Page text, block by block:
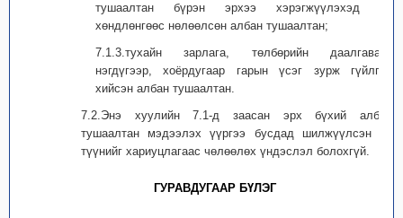
тушаалтан бүрэн эрхээ хэрэгжүүлэхэд нь
хөндлөнгөөс нөлөөлсөн албан тушаалтан;
7.1.3.тухайн зарлага, төлбөрийн даалгаварт
нэгдүгээр, хоёрдугаар гарын үсэг зурж гүйлгээ
хийсэн албан тушаалтан.
7.2.Энэ хуулийн 7.1-д заасан эрх бүхий албан
тушаалтан мэдээлэх үүргээ бусдад шилжүүлсэн нь
түүнийг хариуцлагаас чөлөөлөх үндэслэл болохгүй.
ГУРАВДУГААР БҮЛЭГ